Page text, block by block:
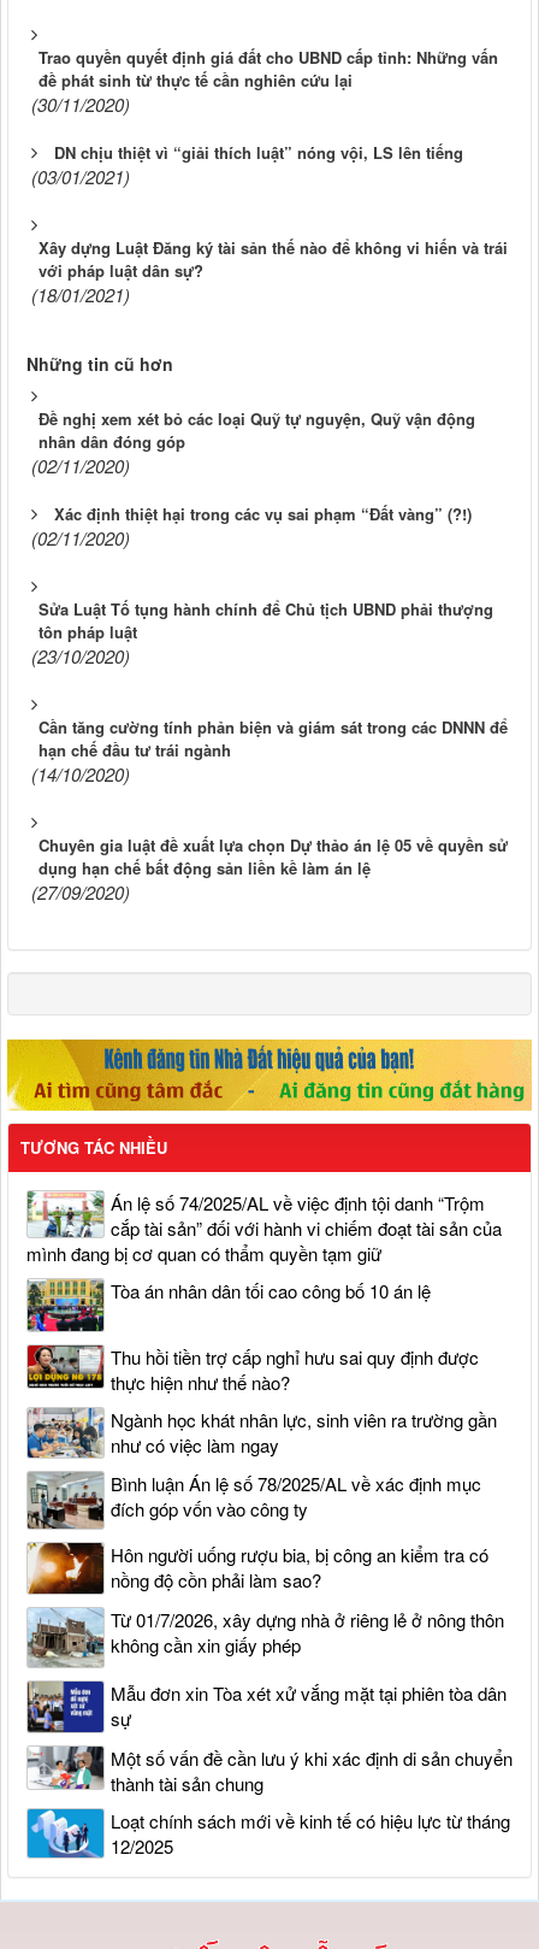
Trao quyền quyết định giá đất cho UBND cấp tỉnh: Những vấn
đề phát sinh từ thực tế cần nghiên cứu lại
(30/11/2020)
DN chịu thiệt vì “giải thích luật” nóng vội, LS lên tiếng
(03/01/2021)
Xây dựng Luật Đăng ký tài sản thế nào để không vi hiến và trái
với pháp luật dân sự?
(18/01/2021)
Những tin cũ hơn
Đề nghị xem xét bỏ các loại Quỹ tự nguyện, Quỹ vận động
nhân dân đóng góp
(02/11/2020)
Xác định thiệt hại trong các vụ sai phạm “Đất vàng” (?!)
(02/11/2020)
Sửa Luật Tố tụng hành chính để Chủ tịch UBND phải thượng
tôn pháp luật
(23/10/2020)
Cần tăng cường tính phản biện và giám sát trong các DNNN để
hạn chế đầu tư trái ngành
(14/10/2020)
Chuyên gia luật đề xuất lựa chọn Dự thảo án lệ 05 về quyền sử
dụng hạn chế bất động sản liền kề làm án lệ
(27/09/2020)
TƯƠNG TÁC NHIỀU
Án lệ số 74/2025/AL về việc định tội danh “Trộm
cắp tài sản” đối với hành vi chiếm đoạt tài sản của
mình đang bị cơ quan có thẩm quyền tạm giữ
Tòa án nhân dân tối cao công bố 10 án lệ
Thu hồi tiền trợ cấp nghỉ hưu sai quy định được
thực hiện như thế nào?
Ngành học khát nhân lực, sinh viên ra trường gần
như có việc làm ngay
Bình luận Án lệ số 78/2025/AL về xác định mục
đích góp vốn vào công ty
Hôn người uống rượu bia, bị công an kiểm tra có
nồng độ cồn phải làm sao?
Từ 01/7/2026, xây dựng nhà ở riêng lẻ ở nông thôn
không cần xin giấy phép
Mẫu đơn xin Tòa xét xử vắng mặt tại phiên tòa dân
sự
Một số vấn đề cần lưu ý khi xác định di sản chuyển
thành tài sản chung
Loạt chính sách mới về kinh tế có hiệu lực từ tháng
12/2025